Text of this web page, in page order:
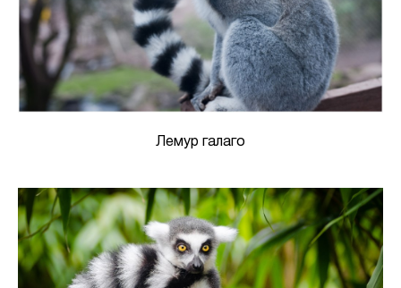
Лемур галаго